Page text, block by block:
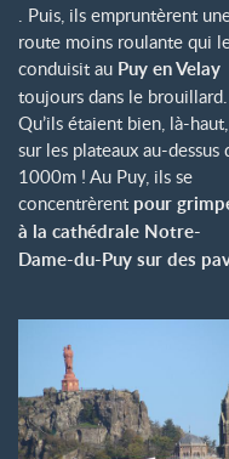
. Puis, ils empruntèrent
route moins roulante qui
conduisit au Puy en Velay
toujours dans le brouillard.
Qu’ils étaient bien, là-haut,
sur les plateaux au-dessus
1000m ! Au Puy, ils se
concentrèrent pour
à la cathédrale Notre-
Dame-du-Puy sur des